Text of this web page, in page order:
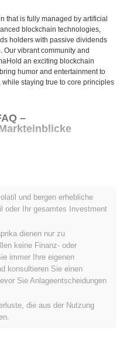
that is fully managed by artificial
blockchain technologies,
holders with passive dividends
vibrant community and
an exciting blockchain
humor and entertainment to
staying true to core principles
–
auf centralized and
Handelsvolumen von
das Handelsvolumen von
LlamaHold in der
und bergen erhebliche
oder Ihr gesamtes Investment
dienen nur zu
keine Finanz- oder
immer Ihre eigenen
konsultieren Sie einen
Sie Anlageentscheidungen
die aus der Nutzung